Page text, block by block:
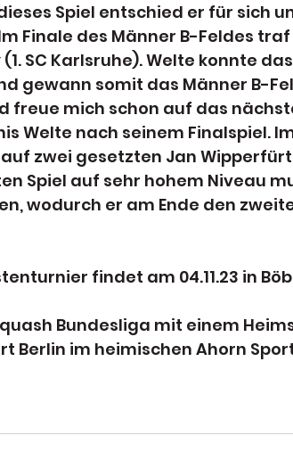
Spiel entschied er für sich
Finale des Männer B-Feldes
SC Karlsruhe). Welte konnte
gewann somit das Männer B-
freue mich schon auf das
Welte nach seinem Finalspiel.
zwei gesetzten Jan
Spiel auf sehr hohem Niveau
wodurch er am Ende den
findet am 04.11.23 in
Bundesliga mit einem
Berlin im heimischen Ahorn